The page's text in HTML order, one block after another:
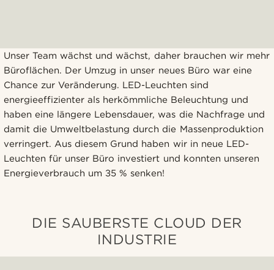
Unser Team wächst und wächst, daher brauchen wir mehr
Büroflächen. Der Umzug in unser neues Büro war eine
Chance zur Veränderung. LED-Leuchten sind
energieeffizienter als herkömmliche Beleuchtung und
haben eine längere Lebensdauer, was die Nachfrage und
damit die Umweltbelastung durch die Massenproduktion
verringert. Aus diesem Grund haben wir in neue LED-
Leuchten für unser Büro investiert und konnten unseren
Energieverbrauch um 35 % senken!
DIE SAUBERSTE CLOUD DER
INDUSTRIE